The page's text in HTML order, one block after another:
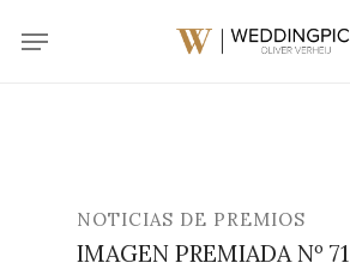
Menu
NOTICIAS DE PREMIOS
IMAGEN PREMIADA Nº 71